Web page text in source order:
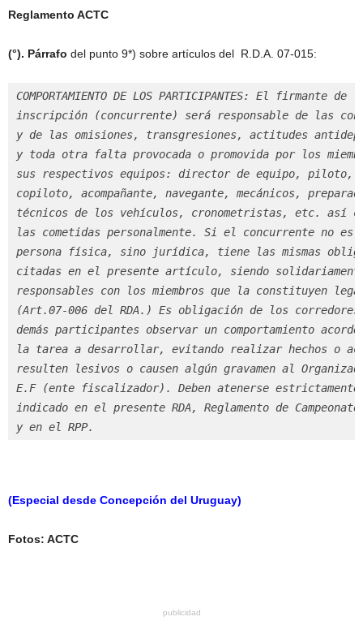
Reglamento ACTC
(°). Párrafo del punto 9*) sobre artículos del R.D.A. 07-015:
COMPORTAMIENTO DE LOS PARTICIPANTES: El firmante de
inscripción (concurrente) será responsable de las
y de las omisiones, transgresiones, actitudes
y toda otra falta provocada o promovida por los
sus respectivos equipos: director de equipo, piloto,
copiloto, acompañante, navegante, mecánicos,
técnicos de los vehículos, cronometristas, etc. así
las cometidas personalmente. Si el concurrente no es
persona física, sino jurídica, tiene las mismas
citadas en el presente artículo, siendo
responsables con los miembros que la constituyen
(Art.07-006 del RDA.) Es obligación de los
demás participantes observar un comportamiento acorde
la tarea a desarrollar, evitando realizar hechos o
resulten lesivos o causen algún gravamen al
E.F (ente fiscalizador). Deben atenerse
indicado en el presente RDA, Reglamento de Campeonato
y en el RPP.
(Especial desde Concepción del Uruguay)
Fotos: ACTC
publicidad